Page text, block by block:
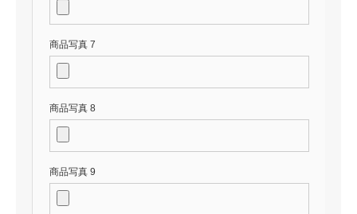
商品写真 7
商品写真 8
商品写真 9